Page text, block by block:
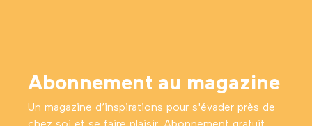
Abonnement au magazine
Un magazine d’inspirations pour s'évader près de